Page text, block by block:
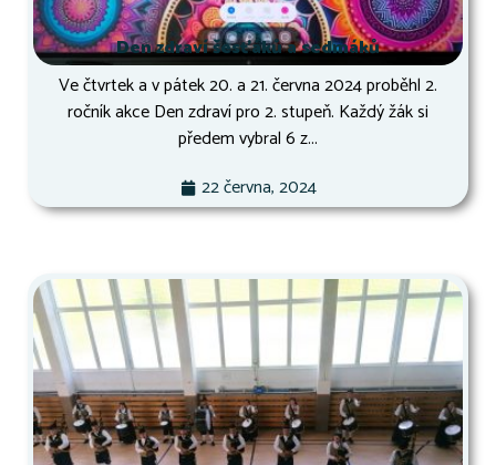
Den zdraví šesťáků a sedmáků
Ve čtvrtek a v pátek 20. a 21. června 2024 proběhl 2.
ročník akce Den zdraví pro 2. stupeň. Každý žák si
předem vybral 6 z...
22 června, 2024